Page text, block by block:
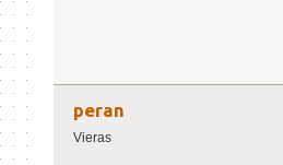
peran
Vieras